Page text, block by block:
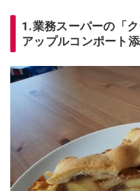
1.業務スーパーの「
アップルコンポート添